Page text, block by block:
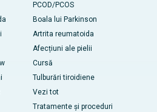
PCOD/PCOS
Boala lui Parkinson
Artrita reumatoida
Afecțiuni ale pielii
Cursă
Tulburări tiroidiene
Vezi tot
Tratamente și proceduri